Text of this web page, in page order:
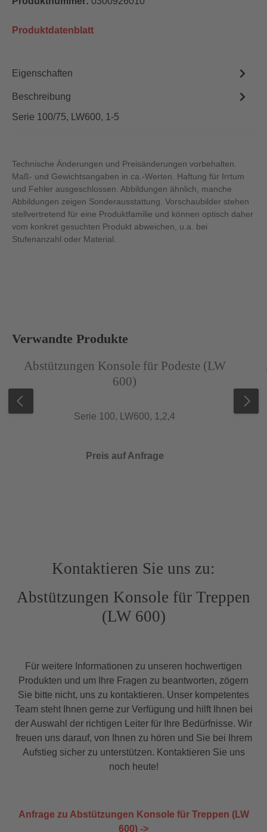
Produktdatenblatt
Eigenschaften
Beschreibung
Serie 100/75, LW600, 1-5
Technische Änderungen und Preisänderungen vorbehalten.
Maß- und Gewichtsangaben in ca.-Werten. Haftung für Irrtum
und Fehler ausgeschlossen. Abbildungen ähnlich, manche
Abbildungen zeigen Sonderausstattung. Vorschaubilder stehen
stellvertretend für eine Produktfamilie und können optisch daher
vom konkret gesuchten Produkt abweichen, u.a. bei
Stufenanzahl oder Material.
Produktgalerie überspringen
Verwandte Produkte
Abstützungen Konsole für Podeste (LW
600)
Serie 100, LW600, 1,2,4
Preis auf Anfrage
Kontaktieren Sie uns zu:
Abstützungen Konsole für Treppen
(LW 600)
Für weitere Informationen zu unseren hochwertigen
Produkten und um Ihre Fragen zu beantworten, zögern
Sie bitte nicht, uns zu kontaktieren. Unser kompetentes
Team steht Ihnen gerne zur Verfügung und hilft Ihnen bei
der Auswahl der richtigen Leiter für Ihre Bedürfnisse. Wir
freuen uns darauf, von Ihnen zu hören und Sie bei Ihrem
Aufstieg sicher zu unterstützen. Kontaktieren Sie uns
noch heute!
Anfrage zu Abstützungen Konsole für Treppen (LW
600) ->